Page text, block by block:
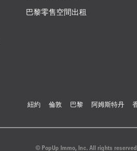
巴黎零售空間出租
紐約 倫敦 巴黎 阿姆斯特丹
© PopUp Immo, Inc. All rights reserved